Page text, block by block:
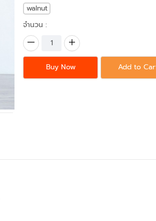
walnut
จำนวน :
Buy Now Add to